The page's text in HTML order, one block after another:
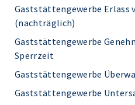
Gaststättengewerbe Erlass
(nachträglich)
Gaststättengewerbe
Sperrzeit
Gaststättengewerbe
Gaststättengewerbe